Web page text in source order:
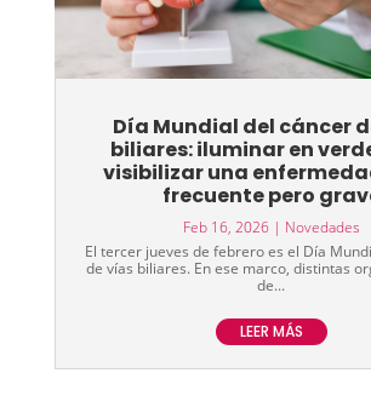
Día Mundial del cáncer
biliares: iluminar en
visibilizar una
frecuente pero
Feb 16, 2026| Novedades
El tercer jueves de febrero es el Día
de vías biliares. En ese marco, distintas
de...
LEER MÁS